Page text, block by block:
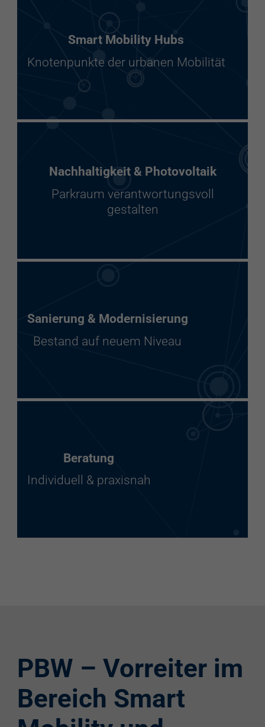
Smart Mobility Hubs
Knotenpunkte der urbanen Mobilität
Nachhaltigkeit & Photovoltaik
Parkraum verantwortungsvoll
gestalten
Sanierung & Modernisierung
Bestand auf neuem Niveau
Beratung
Individuell & praxisnah
PBW – Vorreiter im
Bereich Smart